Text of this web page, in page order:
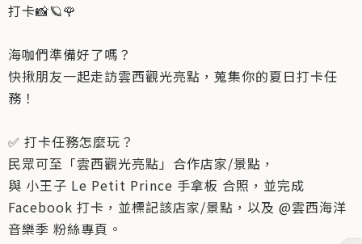
打卡📸🪐🌹
海咖們準備好了嗎？
快揪朋友一起走訪雲西觀光亮點，蒐集你的夏日打卡任
務！
✅ 打卡任務怎麼玩？
民眾可至「雲西觀光亮點」合作店家/景點，
與 小王子 Le Petit Prince 手拿板 合照，並完成
Facebook 打卡，並標記該店家/景點，以及 @雲西海洋
音樂季 粉絲專頁。